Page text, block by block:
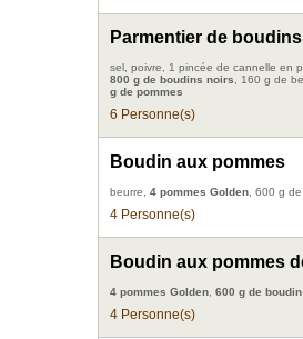
Parmentier de
sel, poivre, 1 pincée de cannelle en
800 g de boudins noirs, 160 g de
g de pommes
6 Personne(s)
Boudin aux pommes
beurre, 4 pommes Golden, 600 g
4 Personne(s)
Boudin aux pommes
4 pommes Golden 600 g de
4 Personne(s)